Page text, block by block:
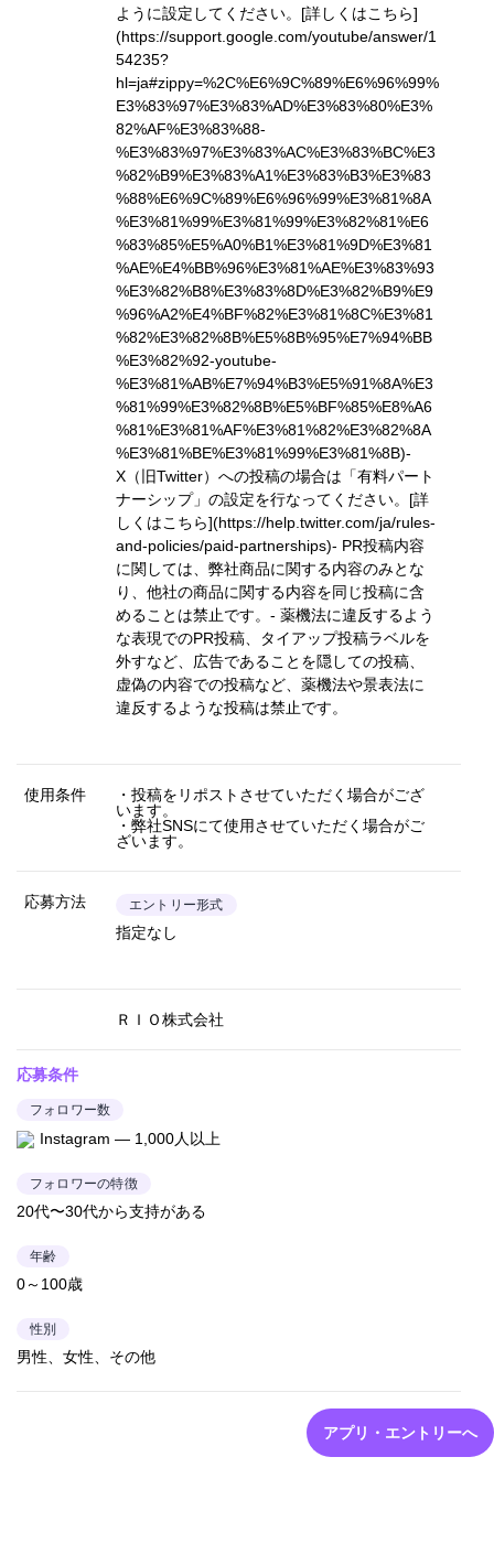
ように設定してください。 [詳しくはこちら]
(https://support.google.com/youtube/answer/1
54235?
hl=ja#zippy=%2C%E6%9C%89%E6%96%99%
E3%83%97%E3%83%AD%E3%83%80%E3%
82%AF%E3%83%88-
%E3%83%97%E3%83%AC%E3%83%BC%E3
%82%B9%E3%83%A1%E3%83%B3%E3%83
%88%E6%9C%89%E6%96%99%E3%81%8A
%E3%81%99%E3%81%99%E3%82%81%E6
%83%85%E5%A0%B1%E3%81%9D%E3%81
%AE%E4%BB%96%E3%81%AE%E3%83%93
%E3%82%B8%E3%83%8D%E3%82%B9%E9
%96%A2%E4%BF%82%E3%81%8C%E3%81
%82%E3%82%8B%E5%8B%95%E7%94%BB
%E3%82%92-youtube-
%E3%81%AB%E7%94%B3%E5%91%8A%E3
%81%99%E3%82%8B%E5%BF%85%E8%A6
%81%E3%81%AF%E3%81%82%E3%82%8A
%E3%81%BE%E3%81%99%E3%81%8B)-
X（旧Twitter）への投稿の場合は「有料パート
ナーシップ」の設定を行なってください。 [詳
しくはこちら](https://help.twitter.com/ja/rules-
and-policies/paid-partnerships)- PR投稿内容
に関しては、弊社商品に関する内容のみとな
り、他社の商品に関する内容を同じ投稿に含
めることは禁止です。- 薬機法に違反するよう
な表現でのPR投稿、タイアップ投稿ラベルを
外すなど、広告であることを隠しての投稿、
虚偽の内容での投稿など、薬機法や景表法に
違反するような投稿は禁止です。
使用条件
・投稿をリポストさせていただく場合がござ
います。
・弊社SNSにて使用させていただく場合がご
ざいます。
応募方法 エントリー形式
指定なし
ＲＩＯ株式会社
応募条件
フォロワー数
Instagram — 1,000人以上
フォロワーの特徴
20代〜30代から支持がある
年齢
0～100歳
性別
男性、女性、その他
アプリ・エントリーへ